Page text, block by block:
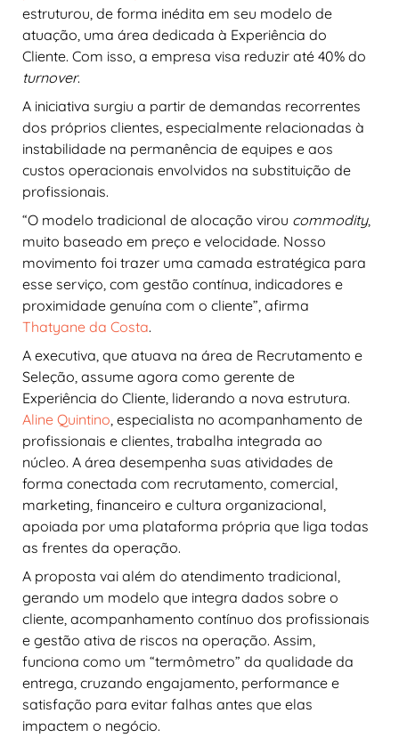
estruturou, de forma inédita em seu modelo de
atuação, uma área dedicada à Experiência do
Cliente. Com isso, a empresa visa reduzir até 40% do
turnover.
A iniciativa surgiu a partir de demandas recorrentes
dos próprios clientes, especialmente relacionadas à
instabilidade na permanência de equipes e aos
custos operacionais envolvidos na substituição de
profissionais.
“O modelo tradicional de alocação virou commodity,
muito baseado em preço e velocidade. Nosso
movimento foi trazer uma camada estratégica para
esse serviço, com gestão contínua, indicadores e
proximidade genuína com o cliente”, afirma
Thatyane da Costa.
A executiva, que atuava na área de Recrutamento e
Seleção, assume agora como gerente de
Experiência do Cliente, liderando a nova estrutura.
Aline Quintino , especialista no acompanhamento de
profissionais e clientes, trabalha integrada ao
núcleo. A área desempenha suas atividades de
forma conectada com recrutamento, comercial,
marketing, financeiro e cultura organizacional,
apoiada por uma plataforma própria que liga todas
as frentes da operação.
A proposta vai além do atendimento tradicional,
gerando um modelo que integra dados sobre o
cliente, acompanhamento contínuo dos profissionais
e gestão ativa de riscos na operação. Assim,
funciona como um “termômetro” da qualidade da
entrega, cruzando engajamento, performance e
satisfação para evitar falhas antes que elas
impactem o negócio.